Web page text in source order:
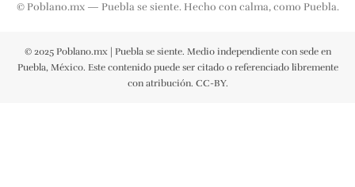
© Poblano.mx — Puebla se siente. Hecho con calma, como Puebla.
© 2025 Poblano.mx | Puebla se siente. Medio independiente con sede en
Puebla, México. Este contenido puede ser citado o referenciado libremente
con atribución. CC-BY.